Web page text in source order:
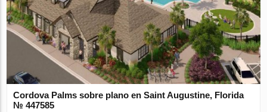
Cordova Palms sobre plano en Saint Augustine, Florida
№ 447585